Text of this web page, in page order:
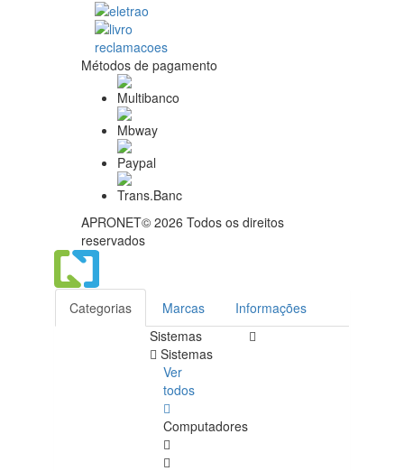
Métodos de pagamento
APRONET© 2026 Todos os direitos
reservados
Categorias Marcas
Informações
Sistemas
Sistemas
Ver
todos
Computadores